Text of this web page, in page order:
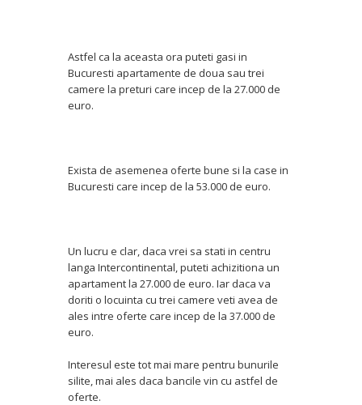
Astfel ca la aceasta ora puteti gasi in
Bucuresti apartamente de doua sau trei
camere la preturi care incep de la 27.000 de
euro.
Exista de asemenea oferte bune si la case in
Bucuresti care incep de la 53.000 de euro.
Un lucru e clar, daca vrei sa stati in centru
langa Intercontinental, puteti achizitiona un
apartament la 27.000 de euro. Iar daca va
doriti o locuinta cu trei camere veti avea de
ales intre oferte care incep de la 37.000 de
euro.
Interesul este tot mai mare pentru bunurile
silite, mai ales daca bancile vin cu astfel de
oferte.